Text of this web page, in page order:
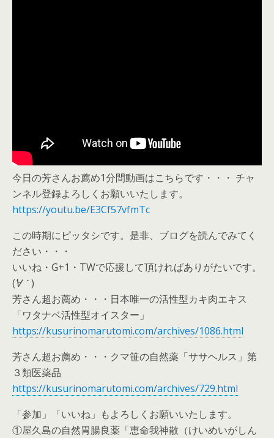
今日の芳さんお薦め1分間動画はこちらです・・・ チャ
ンネル登録よろしくお願いいたします。
https://youtu.be/E3Cf57vfmTc
この時期にピッタシです。是非、ブログを読んでみてく
ださい・・・
いいね・G+1・TWで応援して頂ければありがたいです。
(´∀｀)
芳さん超お薦め・・・日本唯一の活性型カキ肉エキス
「ワタナベ活性型オイスター」
https://kusurinomarutomi.com/archives/1086.html
芳さん超お薦め・・・クマ笹の自然薬「ササヘルス」第
３類医薬品
https://kusurinomarutomi.com/archives/729.html
「参加」「いいね」もよろしくお願いいたします。
①屋久島の自然胃腸良薬「恵命我神散（けいめいがしん